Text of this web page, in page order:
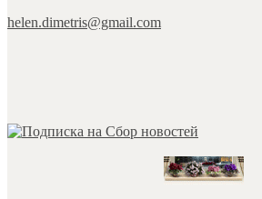
helen.dimetris@gmail.com